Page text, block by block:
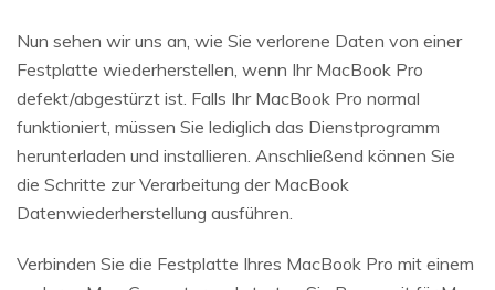
Nun sehen wir uns an, wie Sie verlorene Daten von einer
Festplatte wiederherstellen, wenn Ihr MacBook Pro
defekt/abgestürzt ist. Falls Ihr MacBook Pro normal
funktioniert, müssen Sie lediglich das Dienstprogramm
herunterladen und installieren. Anschließend können Sie
die Schritte zur Verarbeitung der MacBook
Datenwiederherstellung ausführen.
Verbinden Sie die Festplatte Ihres MacBook Pro mit einem